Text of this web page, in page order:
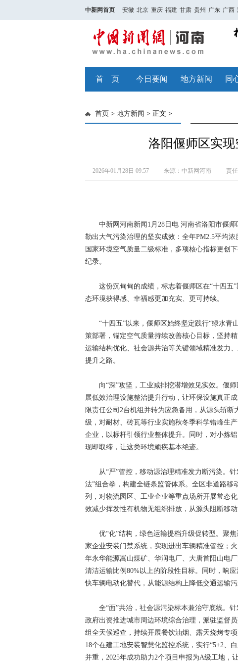
中新网首页 安徽 北京 重庆 福建 甘肃 贵州 广东 广西
首 页 今日要闻 地方新闻 同
首页 > 地方新闻 > 正文 >
洛阳偃师区实
2026年01月28日 09:57 来源：中新网河南 责
中新网河南新闻1月28日电 河南省洛阳市偃师
勒出大气污染治理的坚实成效：全年PM2.5平均
国家环境空气质量二级标准，多项核心指标更创
纪录。
这份沉甸甸的成绩，标志着偃师区在“十四五”
态环境获得感、幸福感更加充实、更可持续。
“十四五”以来，偃师区始终坚定践行“绿水青
策部署，锚定空气质量持续改善核心目标，坚持
运输结构优化、社会源共治等关键领域精准发力
提升之路。
向“深”攻坚，工业减排挖潜增效见实效。偃师
展低效治理设施整治提升行动，让环保设施真正
限责任公司2台机组并转为应急备用，从源头斩
级，对耐材、砖瓦等行业实施秋冬季科学错峰生
企业，以标杆引领行业整体提升。同时，对小炼
现即取缔，让这类环境顽疾基本绝迹。
从“严”管控，移动源治理精准发力断污染。针
法”组合拳，构建全链条监管体系。全区非道路
列，对物流园区、工业企业等重点场所开展常态
效减少挥发性有机物无组织排放，从源头阻断移动
优“化”结构，绿色运输提档升级促转型。聚焦
家企业安装门禁系统，实现进出车辆精准管控；
年永华能源嵩山煤矿、华润电厂、大唐首阳山电
清洁运输比例80%以上的阶段性目标。同时，响
快车辆电动化替代，从能源结构上降低交通运输污
全“面”共治，社会源污染标本兼治守底线。针
政府出资推进城市周边环境综合治理，派驻监督
组全天候巡查，持续开展餐饮油烟、露天烧烤专
18个在建工地安装智慧化监控系统，实行“5+2、
并重，2025年成功助力2个项目申报为A级工地，